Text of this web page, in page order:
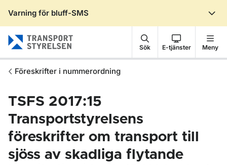
Varning för bluff-SMS
Sök E-tjänster Meny
Föreskrifter i nummerordning
TSFS 2017:15
Transportstyrelsens
föreskrifter om transport till
sjöss av skadliga flytande